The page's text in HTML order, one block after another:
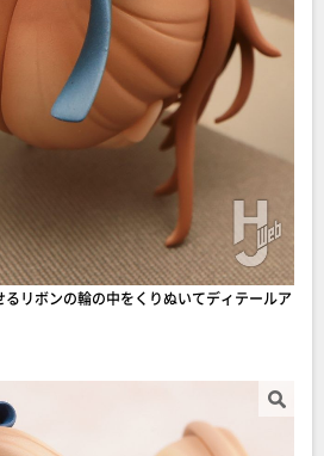
リボンの輪の中をくりぬいてディテールア